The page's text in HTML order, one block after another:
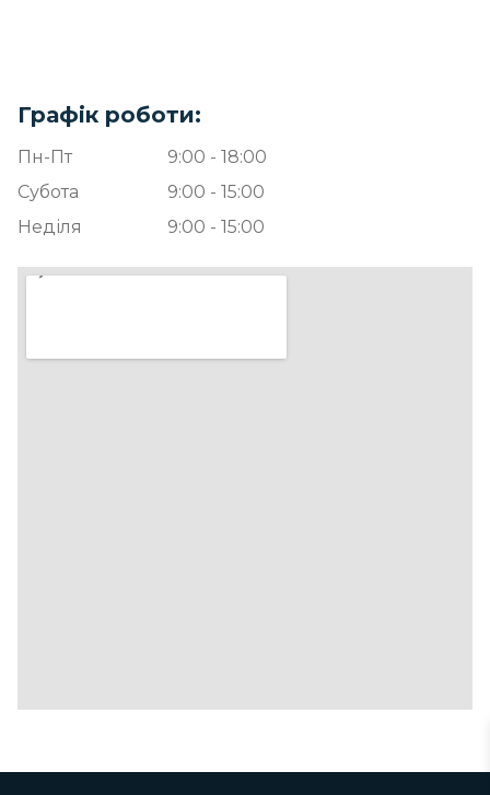
Графік роботи:
Пн-Пт
Субота
Неділя
9:00 - 18:00
9:00 - 15:00
9:00 - 15:00